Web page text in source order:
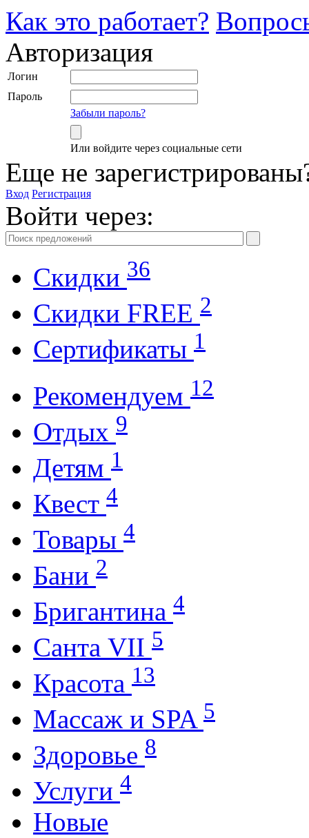
Как это работает?
Авторизация
Логин
Пароль
Забыли пароль?
Или войдите через социальные сети
Еще не
Вход Регистрация
Войти через:
Скидки 36
Cкидки FREE 2
Cертификаты 1
Рекомендуем 12
Отдых 9
Детям 1
Квест 4
Товары 4
Бани 2
Бригантина 4
Санта VII 5
Красота 13
Массаж и SPA 5
Здоровье 8
Услуги 4
Новые